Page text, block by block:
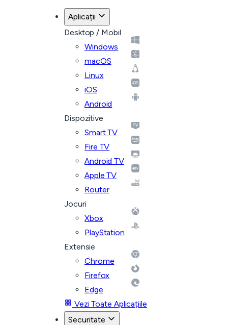
Aplicații
Desktop / Mobil
Windows
macOS
Linux
iOS
Android
Dispozitive
Smart TV
Fire TV
Android TV
Apple TV
Router
Jocuri
Xbox
PlayStation
Extensie
Chrome
Firefox
Edge
Vezi Toate Aplicațiile
Securitate